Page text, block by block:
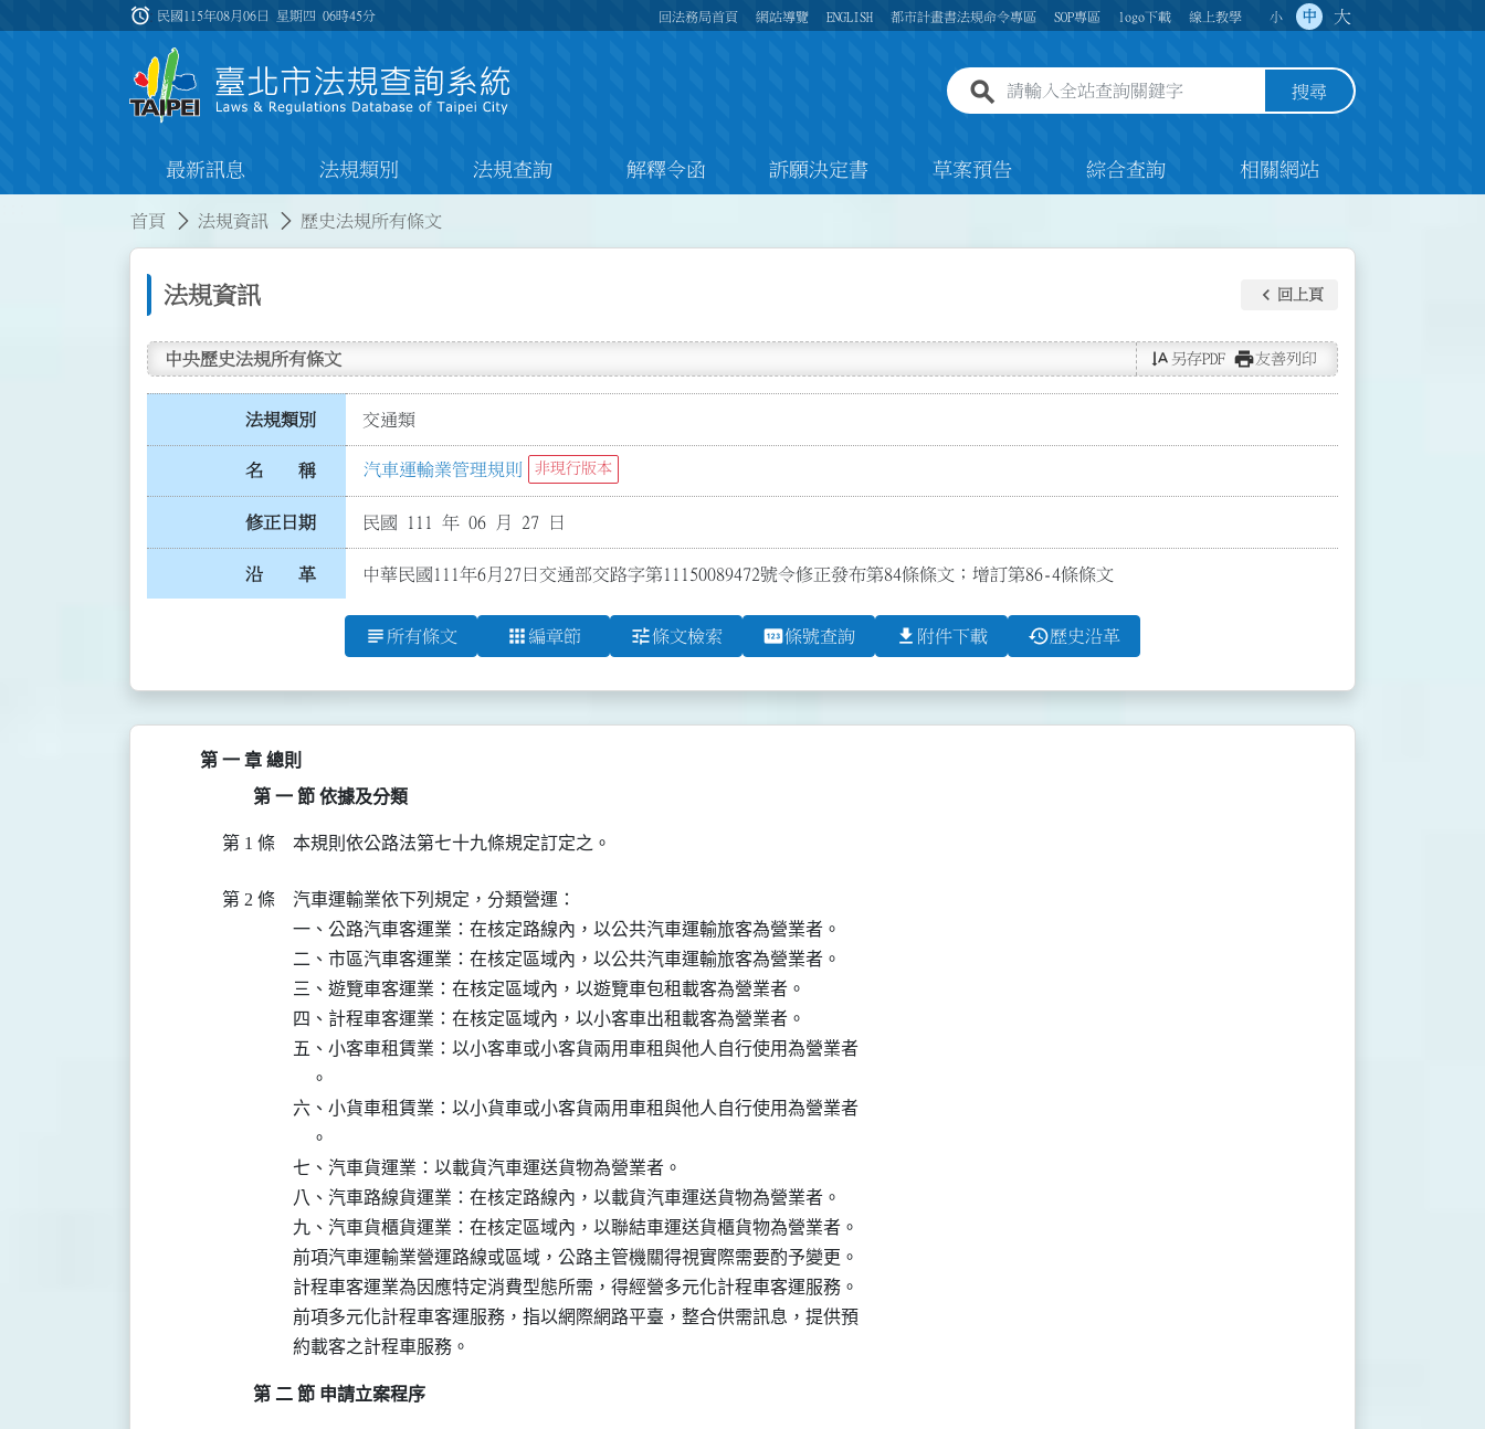
:::
alarm 民國115年08月06日 星期四06時45分 回法務局首頁 網站導覽 ENGLISH 都市計畫書法規命令專區 SOP專區 logo下載 線上教學 小 中 大
全站查詢關鍵字欄位 搜尋
最新訊息 法規類別 法規查詢 解釋令函 訴願決定書 草案預告 綜合查詢 相關網站
首頁 法規資訊 歷史法規所有條文
法規資訊 keyboard_arrow_left 回上頁
中央歷史法規所有條文 text_rotate_vertical 另存PDF print友善列印
法規類別 交通類
名 稱 汽車運輸業管理規則 非現行版本
修正日期 民國 111 年 06 月 27 日
沿 革 中華民國111年6月27日交通部交路字第11150089472號令修正發布第84條條文；增訂第86-4條條文
subject 所有條文 apps 編章節 tune條文檢索 pin條號查詢 file_download 附件下載 history歷史沿革
第 一 章 總則
第 一 節 依據及分類
第 1 條 本規則依公路法第七十九條規定訂定之。
第 2 條
汽車運輸業依下列規定，分類營運：
一、公路汽車客運業：在核定路線內，以公共汽車運輸旅客為營業者。
二、市區汽車客運業：在核定區域內，以公共汽車運輸旅客為營業者。
三、遊覽車客運業：在核定區域內，以遊覽車包租載客為營業者。
四、計程車客運業：在核定區域內，以小客車出租載客為營業者。
五、小客車租賃業：以小客車或小客貨兩用車租與他人自行使用為營業者
    。
六、小貨車租賃業：以小貨車或小客貨兩用車租與他人自行使用為營業者
    。
七、汽車貨運業：以載貨汽車運送貨物為營業者。
八、汽車路線貨運業：在核定路線內，以載貨汽車運送貨物為營業者。
九、汽車貨櫃貨運業：在核定區域內，以聯結車運送貨櫃貨物為營業者。
前項汽車運輸業營運路線或區域，公路主管機關得視實際需要酌予變更。
計程車客運業為因應特定消費型態所需，得經營多元化計程車客運服務。
前項多元化計程車客運服務，指以網際網路平臺，整合供需訊息，提供預
約載客之計程車服務。
第 二 節 申請立案程序